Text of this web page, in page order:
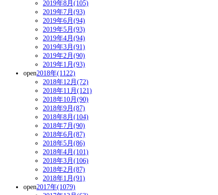
2019年8月(105)
2019年7月(93)
2019年6月(94)
2019年5月(93)
2019年4月(94)
2019年3月(91)
2019年2月(90)
2019年1月(93)
open2018年(1122)
2018年12月(72)
2018年11月(121)
2018年10月(90)
2018年9月(87)
2018年8月(104)
2018年7月(90)
2018年6月(87)
2018年5月(86)
2018年4月(101)
2018年3月(106)
2018年2月(87)
2018年1月(91)
open2017年(1079)